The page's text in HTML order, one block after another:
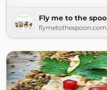
Fly me to the
flymetothespoon.com